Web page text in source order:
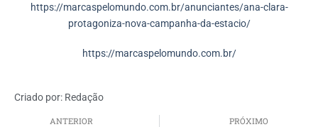
https://marcaspelomundo.com.br/anunciantes/ana-clara-
protagoniza-nova-campanha-da-estacio/
https://marcaspelomundo.com.br/
Criado por: Redação
ANTERIOR PRÓXIMO